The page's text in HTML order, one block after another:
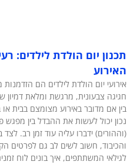
תכנון יום הולדת לילדים:
האירוע
אירועי יום הולדת לילדים הם הזדמנות
חגיגה צבעונית, מרגשת ומלאת דמיון
בין אם מדובר באירוע מצומצם בבית
נכון יכול לעשות את ההבדל בין מפגש
(וההורים) ידברו עליה עוד זמן רב.
והכיבוד, חשוב לשים לב גם
לגילאי המשתתפים, איך בונים לוח